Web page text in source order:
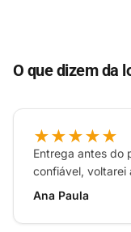
mochilas, malas e
Nintendo Switch 2
facilita guardar e
Licenciamento
Oficialmente
garante encaixe
O que dizem da
★★★★★
Entrega antes do
confiável, voltarei
Ana Paula